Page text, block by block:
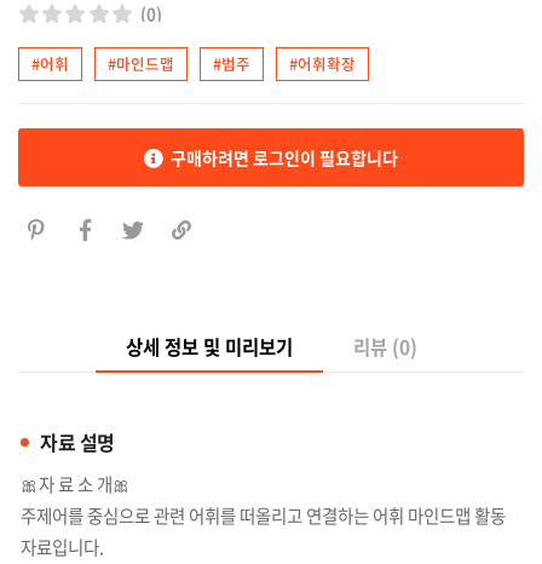
(0)
#어휘 #마인드맵 #범주 #어휘확장
구매하려면 로그인이 필요합니다
상세 정보 및 미리보기 리뷰 (0)
자료 설명
🎀자 료 소 개🎀
주제어를 중심으로 관련 어휘를 떠올리고 연결하는 어휘 마인드맵 활동
자료입니다.